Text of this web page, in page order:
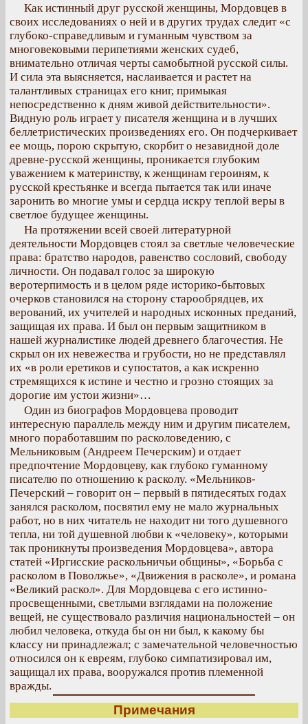
Как истинный друг русской женщины, Мордовцев в
своих исследованиях о ней и в других трудах следит «с
глубоко-справедливым и гуманным чувством за
многовековыми перипетиями женских судеб,
внимательно отличая черты самобытной русской силы.
И сила эта выясняется, наслаивается и растет на
талантливых страницах его книг, примыкая
непосредственно к дням живой действительности».
Видную роль играет у писателя женщина и в лучших
беллетристических произведениях его. Он подчеркивает
ее мощь, порою скрытую, скорбит о незавидной доле
древне-русской женщины, проникается глубоким
уважением к материнству, к женщинам героиням, к
русской крестьянке и всегда пытается так или иначе
заронить во многие умы и сердца искру теплой веры в
светлое будущее женщины.
На протяжении всей своей литературной
деятельности Мордовцев стоял за светлые человеческие
права: братство народов, равенство сословий, свободу
личности. Он подавал голос за широкую
веротерпимость и в целом ряде историко-бытовых
очерков становился на сторону старообрядцев, их
верований, их учителей и народных исконных преданий,
защищая их права. И был он первым защитником в
нашей журналистике людей древнего благочестия. Не
скрыл он их невежества и грубости, но не представлял
их «в роли еретиков и супостатов, а как искренно
стремящихся к истине и честно и грозно стоящих за
дорогие им устои жизни»…
Один из биографов Мордовцева проводит
интересную параллель между ним и другим писателем,
много поработавшим по расколоведению, с
Мельниковым (Андреем Печерским) и отдает
предпочтение Мордовцеву, как глубоко гуманному
писателю по отношению к расколу. «Мельников-
Печерский – говорит он – первый в пятидесятых годах
занялся расколом, посвятил ему не мало журнальных
работ, но в них читатель не находит ни того душевного
тепла, ни той душевной любви к «человеку», которыми
так проникнуты произведения Мордовцева», автора
статей «Иргисские раскольничьи общины», «Борьба с
расколом в Поволжье», «Движения в расколе», и романа
«Великий раскол». Для Мордовцева с его истинно-
просвещенными, светлыми взглядами на положение
вещей, не существовало различия национальностей – он
любил человека, откуда бы он ни был, к какому бы
классу ни принадлежал; с замечательной человечностью
относился он к евреям, глубоко симпатизировал им,
защищал их права, вооружался против племенной
вражды.
Примечания